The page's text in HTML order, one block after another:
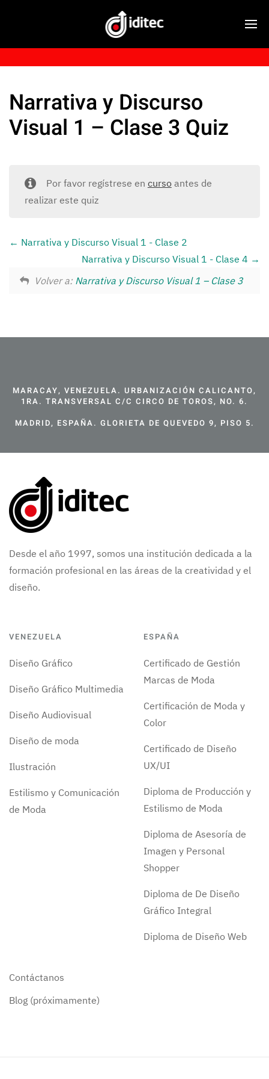
Narrativa y Discurso
Visual 1 – Clase 3 Quiz
Por favor regístrese en cursoantes de
realizar este quiz
Narrativa y Discurso Visual 1 - Clase 2
Narrativa y Discurso Visual 1 - Clase 4
Volver a: Narrativa y Discurso Visual 1 – Clase 3
MARACAY, VENEZUELA. URBANIZACIÓN CALICANTO,
1RA. TRANSVERSAL C/C CIRCO DE TOROS, NO. 6.
MADRID, ESPAÑA. GLORIETA DE QUEVEDO 9, PISO 5.
Desde el año 1997, somos una institución dedicada a la
formación profesional en las áreas de la creatividad y el
diseño.
VENEZUELA
Diseño Gráfico
Diseño Gráfico Multimedia
Diseño Audiovisual
Diseño de moda
Ilustración
Estilismo y Comunicación
de Moda
ESPAÑA
Certificado de Gestión
Marcas de Moda
Certificación de Moda y
Color
Certificado de Diseño
UX/UI
Diploma de Producción y
Estilismo de Moda
Diploma de Asesoría de
Imagen y Personal
Shopper
Diploma de De Diseño
Gráfico Integral
Diploma de Diseño Web
Contáctanos
Blog (próximamente)